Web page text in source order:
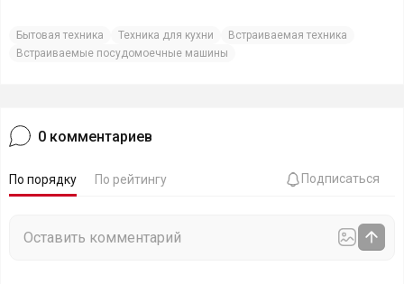
Бытовая техника Техника для кухни
Встраиваемая техника
Встраиваемые посудомоечные машины
0 комментариев
По порядку По рейтингу Подписаться